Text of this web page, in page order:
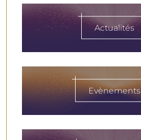
Actualités
Evènements